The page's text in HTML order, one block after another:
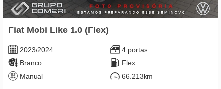
Fiat Mobi Like 1.0 (Flex)
2023/2024
4 portas
Branco
Flex
Manual
66.213km